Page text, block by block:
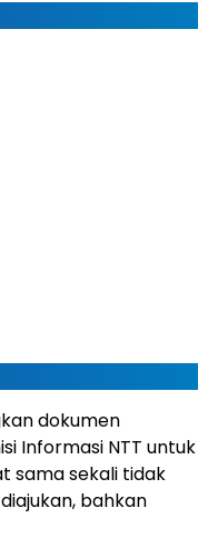
dokumen
Informasi NTT untuk
sama sekali tidak
bahkan